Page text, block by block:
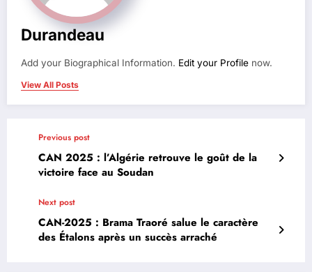
Durandeau
Add your Biographical Information. Edit your Profile now.
View All Posts
Previous post
CAN 2025 : l’Algérie retrouve le goût de la
victoire face au Soudan
Next post
CAN-2025 : Brama Traoré salue le caractère
des Étalons après un succès arraché